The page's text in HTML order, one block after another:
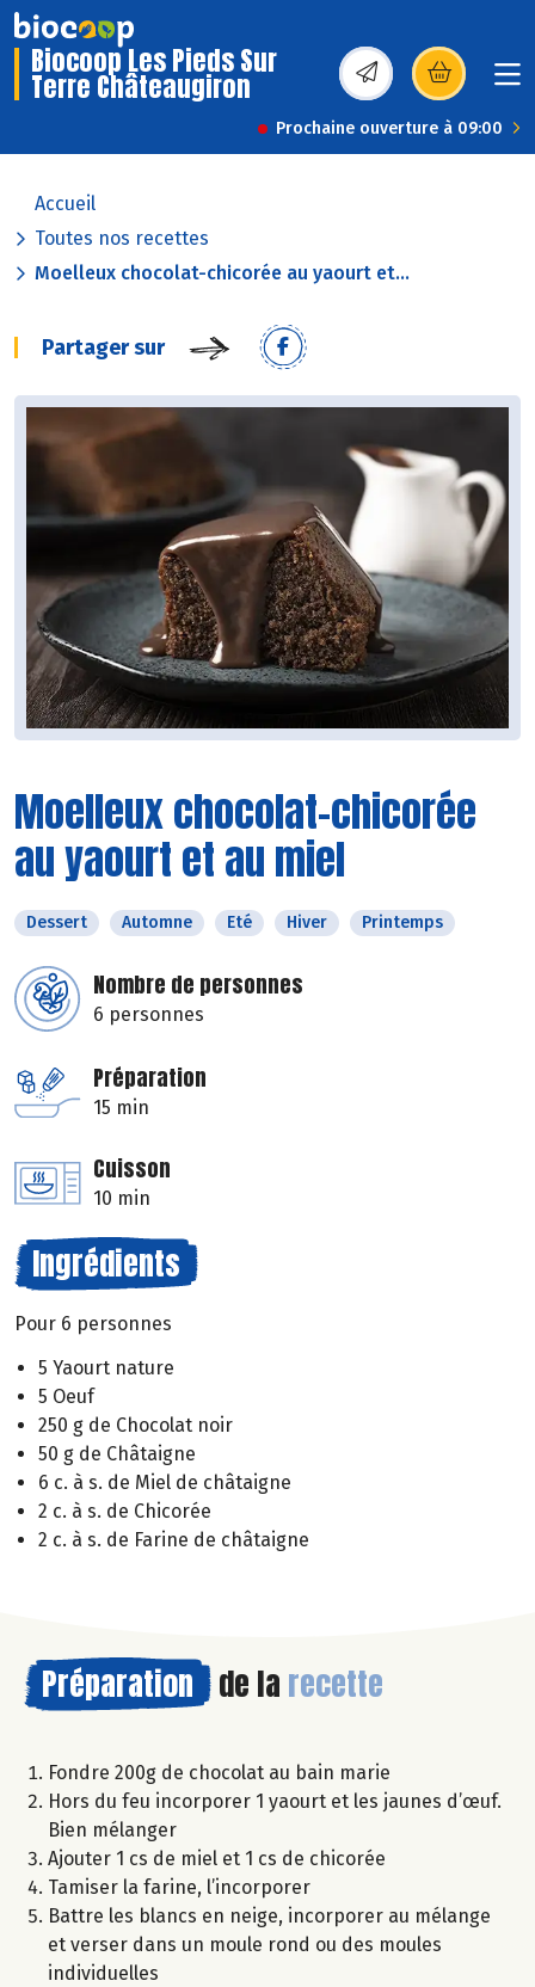
Biocoop Les Pieds Sur
Terre Châteaugiron (s’ouvre dans une
Prochaine ouverture à 09:00
Accueil
Toutes nos recettes
Moelleux chocolat-chicorée au yaourt et...
Partager sur
Moelleux chocolat-chicorée
au yaourt et au miel
Dessert Automne Eté Hiver Printemps
Nombre de personnes
6 personnes
Préparation
15 min
Cuisson
10 min
Ingrédients
Pour 6 personnes
5 Yaourt nature
5 Oeuf
250 g de Chocolat noir
50 g de Châtaigne
6 c. à s. de Miel de châtaigne
2 c. à s. de Chicorée
2 c. à s. de Farine de châtaigne
Préparation de la recette
Fondre 200g de chocolat au bain marie
Hors du feu incorporer 1 yaourt et les jaunes d’œuf.
Bien mélanger
Ajouter 1 cs de miel et 1 cs de chicorée
Tamiser la farine, l’incorporer
Battre les blancs en neige, incorporer au mélange
et verser dans un moule rond ou des moules
individuelles